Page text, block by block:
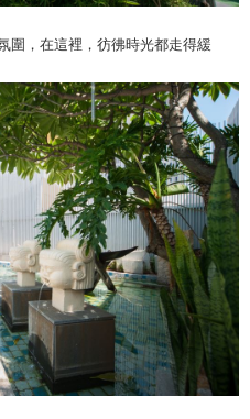
圍，在這裡，彷彿時光都走得緩